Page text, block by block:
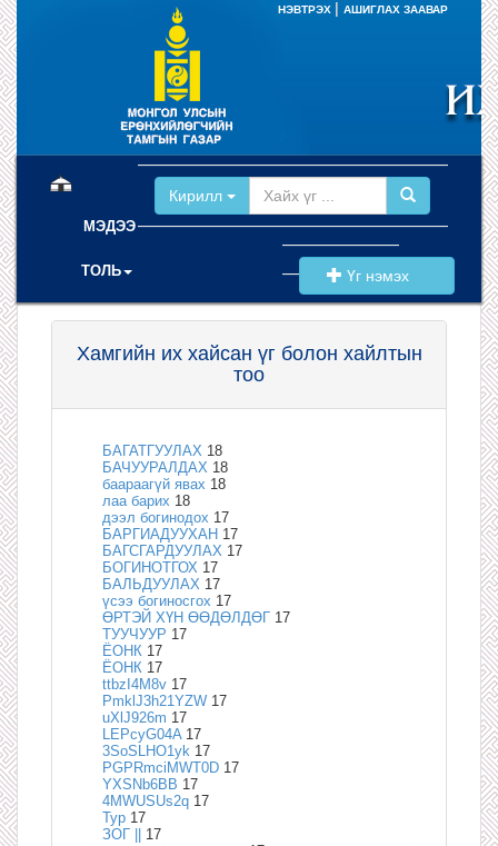
НЭВТРЭХ АШИГЛАХ ЗААВАР
МЭДЭЭ
ТОЛЬ
Кирилл
Үг нэмэх
Хамгийн их хайсан үг болон хайлтын
тоо
БАГАТГУУЛАХ 18
БАЧУУРАЛДАХ 18
баараагүй явах 18
лаа барих 18
дээл богинодох 17
БАРГИАДУУХАН 17
БАГСГАРДУУЛАХ 17
БОГИНОТГОХ 17
БАЛЬДУУЛАХ 17
үсээ богиносгох 17
ӨРТЭЙ ХҮН ӨӨДӨЛДӨГ 17
ТУУЧУУР 17
ЁОНК 17
ЁОНК 17
ttbzI4M8v 17
PmklJ3h21YZW 17
uXlJ926m 17
LEPcyG04A 17
3SoSLHO1yk 17
PGPRmciMWT0D 17
YXSNb6BB 17
4MWUSUs2q 17
Тур 17
ЗОГ || 17